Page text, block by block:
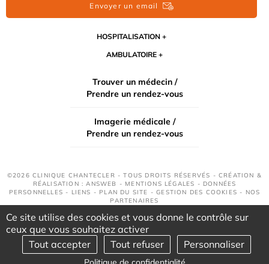
Envoyer un email
HOSPITALISATION
AMBULATOIRE
Trouver un médecin /
Prendre un rendez-vous
Imagerie médicale /
Prendre un rendez-vous
©2026 CLINIQUE CHANTECLER - TOUS DROITS RÉSERVÉS - CRÉATION &
RÉALISATION : ANSWEB - MENTIONS LÉGALES - DONNÉES
PERSONNELLES - LIENS - PLAN DU SITE -GESTION DES COOKIES - NOS
PARTENAIRES
Ce site utilise des cookies et vous donne le contrôle sur
ceux que vous souhaitez activer
Tout accepter
Tout refuser Personnaliser